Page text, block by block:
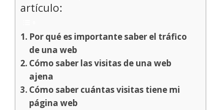
artículo:
Por qué es importante saber el tráfico
de una web
Cómo saber las visitas de una web
ajena
Cómo saber cuántas visitas tiene mi
página web